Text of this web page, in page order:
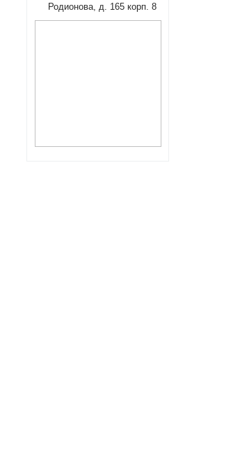
Родионова, д. 165 корп. 8